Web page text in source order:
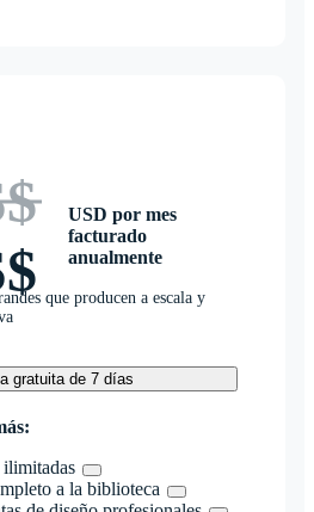
USD por mes
facturado
anualmente
que producen a escala y
gratuita de 7 días
ilimitadas
a la biblioteca